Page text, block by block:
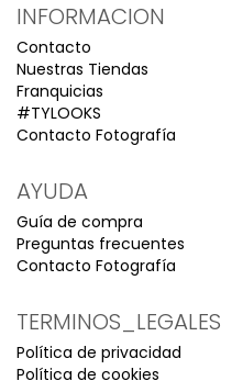
INFORMACION
Contacto
Nuestras Tiendas
Franquicias
#TYLOOKS
Contacto Fotografía
AYUDA
Guía de compra
Preguntas frecuentes
Contacto Fotografía
TERMINOS_LEGALES
Política de privacidad
Política de cookies